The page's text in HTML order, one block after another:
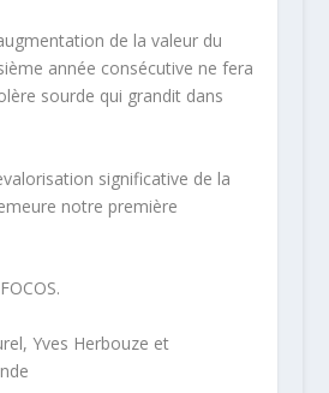
de la valeur du
année consécutive ne fera
sourde qui grandit dans
significative de la
notre première
, Yves Herbouze et